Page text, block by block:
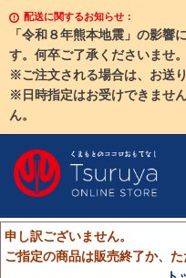
配送に関するお知らせ：
「令和８年熊本地震」の影響
す。何卒ご了承くださいませ。
※ご注文される場合は、お送
※日時指定はお受けできませ
ん。
申し訳ございません。
ご指定の商品は販売終了か、